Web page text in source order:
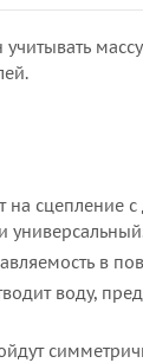
на сцепление
в
воду,